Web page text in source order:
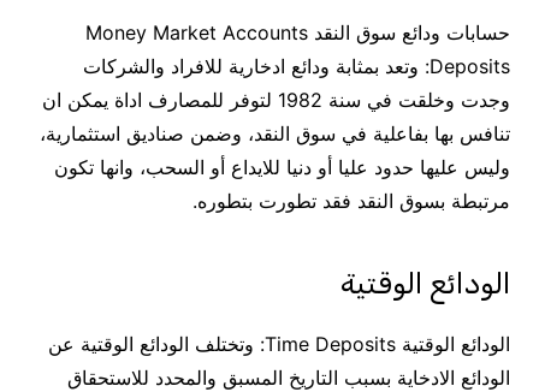
حسابات ودائع سوق النقد Money Market Accounts
Deposits: وتعد بمثابة ودائع ادخارية للافراد والشركات
وجدت وخلقت في سنة 1982 لتوفر للمصارف اداة يمكن ان
تنافس بها بفاعلية في سوق النقد، وضمن صناديق استثمارية،
وليس عليها حدود عليا أو دنيا للايداع أو السحب، وانها تكون
مرتبطة بسوق النقد فقد تطورت بتطوره.
الودائع الوقتية
الودائع الوقتية Time Deposits: وتختلف الودائع الوقتية عن
الودائع الادخاية بسبب التاريخ المسبق والمحدد للاستحقاق